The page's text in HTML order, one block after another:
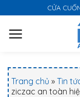
k
CỬA
Trang chủ » Tin
ziczac an toàn